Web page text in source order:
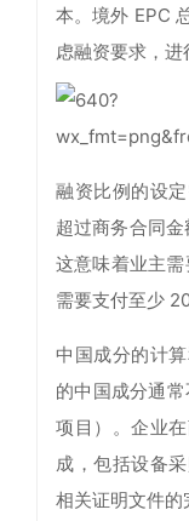
本。境外 EPC
虑融资要求，进
融资比例的设
超过商务合同金
这意味着业主
需要支付至少
中国成分的计
的中国成分通
项目）。企业
成，包括设备
相关证明文件的